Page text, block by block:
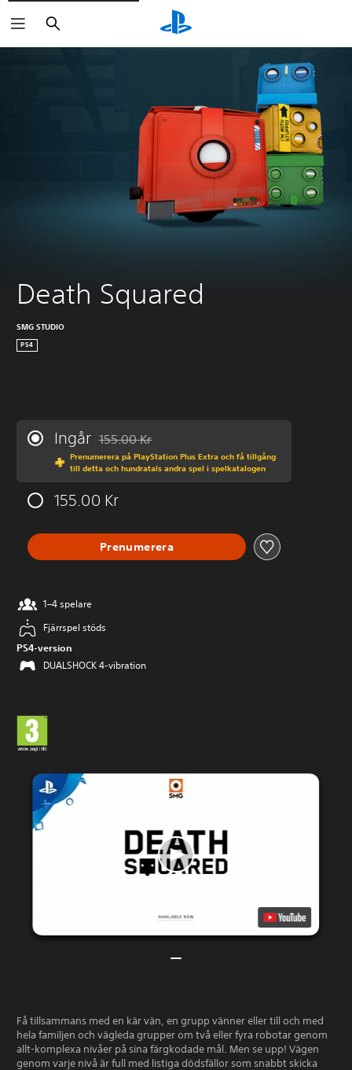
Sök
Death Squared
SMG STUDIO
PS4
Ingår Nedsatt från ursprungspriset på 155.00 Kr
155.00 Kr
Prenumerera på PlayStation Plus Extra och få tillgång
till detta och hundratals andra spel i spelkatalogen
155.00 Kr
Prenumerera
1–4 spelare
Fjärrspel stöds
PS4-version
DUALSHOCK 4-vibration
Få tillsammans med en kär vän, en grupp vänner eller till och med
hela familjen och vägleda grupper om två eller fyra robotar genom
allt-komplexa nivåer på sina färgkodade mål. Men se upp! Vägen
genom varje nivå är full med listiga dödsfällor som snabbt skicka